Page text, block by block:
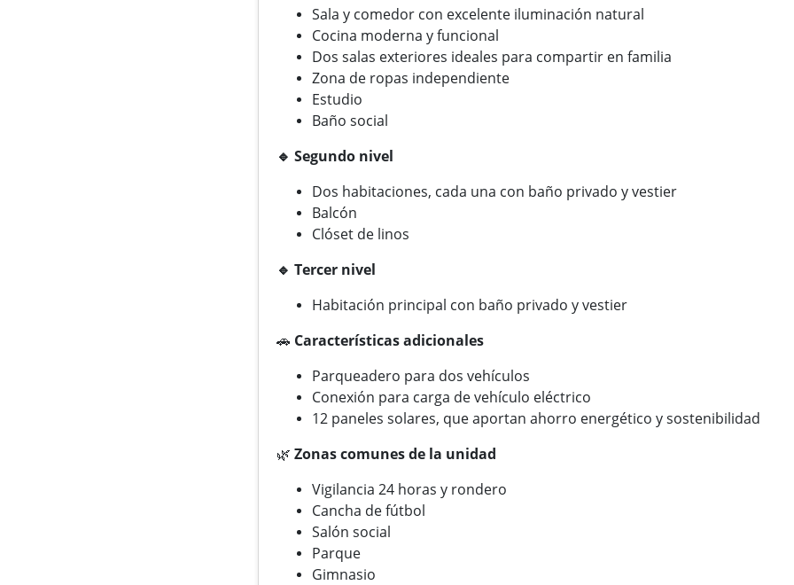
Sala y comedor con excelente iluminación natural
Cocina moderna y funcional
Dos salas exteriores ideales para compartir en familia
Zona de ropas independiente
Estudio
Baño social
🔹 Segundo nivel
Dos habitaciones, cada una con baño privado y vestier
Balcón
Clóset de linos
🔹 Tercer nivel
Habitación principal con baño privado y vestier
🚗 Características adicionales
Parqueadero para dos vehículos
Conexión para carga de vehículo eléctrico
12 paneles solares, que aportan ahorro energético y sostenibilidad
🌿 Zonas comunes de la unidad
Vigilancia 24 horas y rondero
Cancha de fútbol
Salón social
Parque
Gimnasio